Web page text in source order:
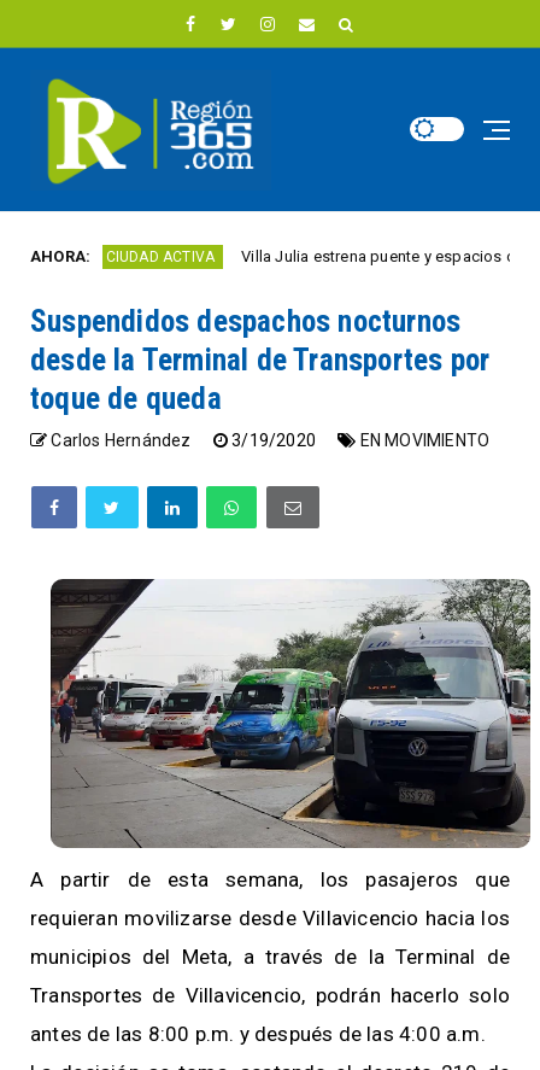
AHORA:
CIUDAD ACTIVA Villa Julia estrena puente y espacios
Suspendidos despachos nocturnos
desde la Terminal de Transportes por
toque de queda
Carlos Hernández 3/19/2020 EN MOVIMIENTO
A partir de esta semana, los pasajeros que
requieran movilizarse desde Villavicencio hacia los
municipios del Meta, a través de la Terminal de
Transportes de Villavicencio, podrán hacerlo solo
antes de las 8:00 p.m. y después de las 4:00 a.m.